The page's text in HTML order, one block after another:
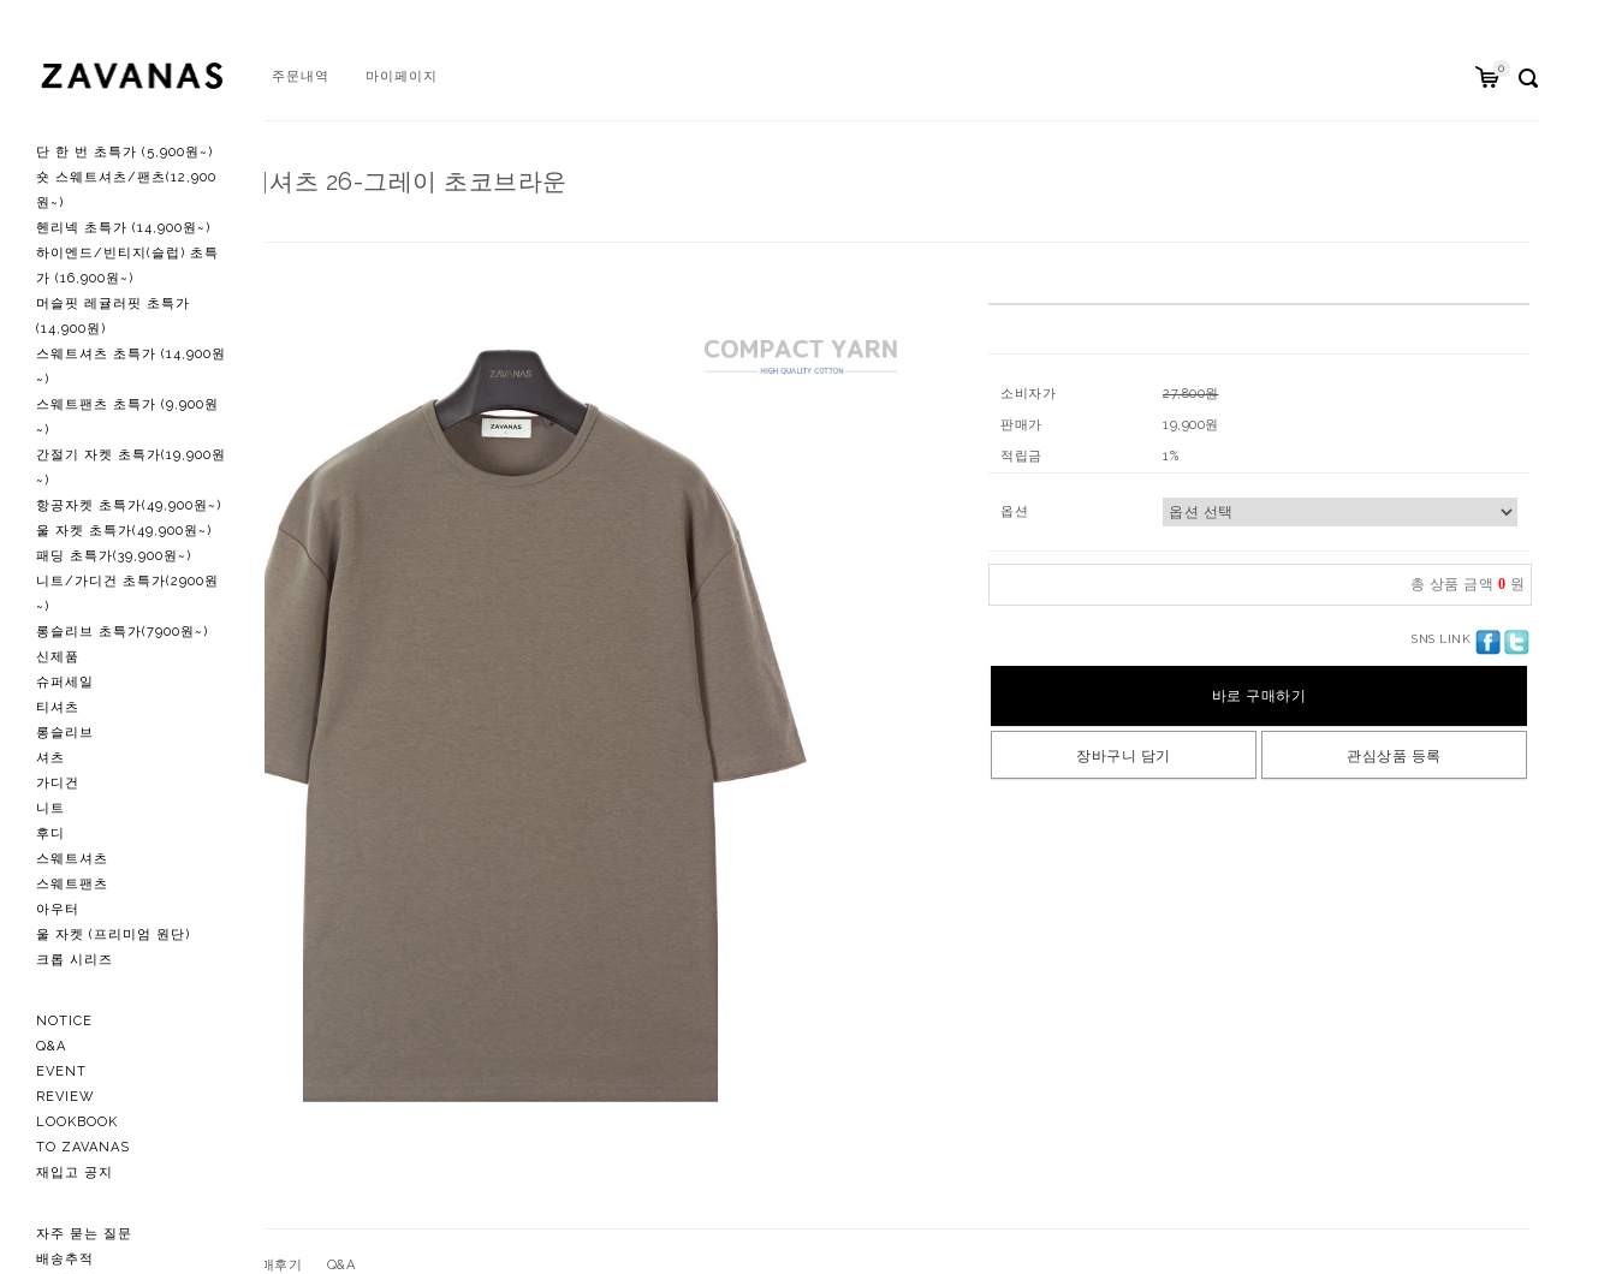
회원가입 로그인 주문내역 마이페이지
0
단 한 번 초특가 (5,900원~)
숏 스웨트셔츠/팬츠(12,900
원~)
헨리넥 초특가 (14,900원~)
하이엔드/빈티지(슬럽) 초특
가 (16,900원~)
머슬핏 레귤러핏 초특가
(14,900원)
스웨트셔츠 초특가 (14,900원
~)
스웨트팬츠 초특가 (9,900원
~)
간절기 자켓 초특가(19,900원
~)
항공자켓 초특가(49,900원~)
울 자켓 초특가(49,900원~)
패딩 초특가(39,900원~)
니트/가디건 초특가(2900원
~)
롱슬리브 초특가(7900원~)
신제품
슈퍼세일
티셔츠
롱슬리브
셔츠
가디건
니트
후디
스웨트셔츠
스웨트팬츠
아우터
울 자켓 (프리미엄 원단)
크롭 시리즈
NOTICE
Q&A
EVENT
REVIEW
LOOKBOOK
TO ZAVANAS
재입고 공지
자주 묻는 질문
배송추적
A 헤비코튼 티셔츠 26-그레이 초코브라운
소비자가
27,800원
판매가
19,900원
적립금
1%
옵션
총 상품 금액 0 원
SNS LINK
바로 구매하기
장바구니 담기 관심상품 등록
관련상품 구매후기 Q&A